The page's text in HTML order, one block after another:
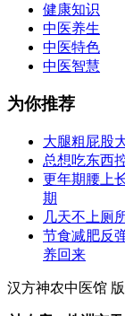
健康知识
中医养生
中医特色
中医智慧
为你推荐
大腿粗屁股
总想吃东西
更年期腰上
期
几天不上厕
节食减肥反
养回来
汉方神农中医馆